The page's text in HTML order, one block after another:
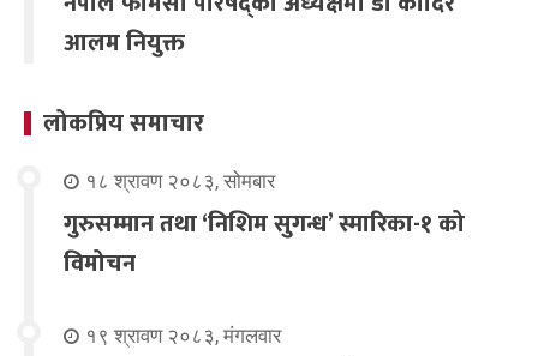
आलम नियुक्त
लोकप्रिय समाचार
१८ श्रावण २०८३, सोमबार
गुरुसम्मान तथा ‘निशिम सुगन्ध’ स्मारिका-१ को
विमोचन
१९ श्रावण २०८३, मंगलवार